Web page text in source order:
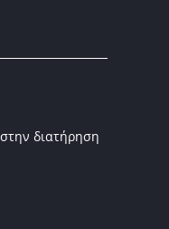
διατήρηση